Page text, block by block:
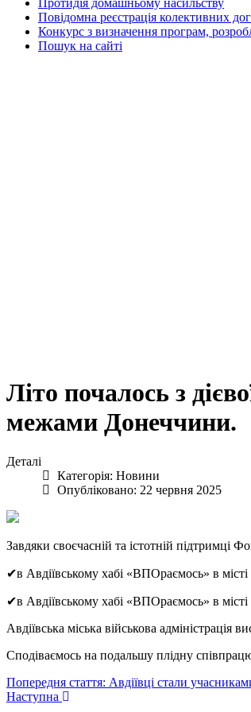
Протидія домашньому насильству
Повідомна реєстрація колективних
Конкурс з визначення програм,
Пошук на сайті
Літо почалось з
межами Донеччини.
Деталі
Категорія: Новини
Опубліковано: 22 червня 2025
Завдяки своєчасній та істотній підтримці
✔в Авдіївському хабі «ВПОраємось» в місті
✔в Авдіївському хабі «ВПОраємось» в місті
Авдіївська міська військова
Сподіваємось на подальшу плідну
Попередня стаття: Авдіївці стали
Наступна